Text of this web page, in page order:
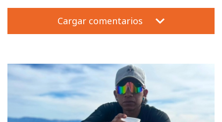
Cargar comentarios